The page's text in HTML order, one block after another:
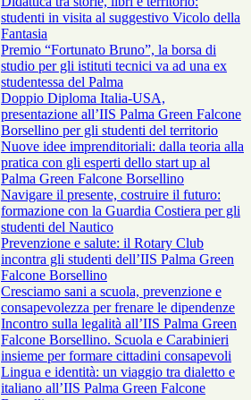
studenti in visita al suggestivo Vicolo della
Fantasia
Premio “Fortunato Bruno”, la borsa di
studio per gli istituti tecnici va ad una ex
studentessa del Palma
Doppio Diploma Italia-USA,
presentazione all’IIS Palma Green Falcone
Borsellino per gli studenti del territorio
Nuove idee imprenditoriali: dalla teoria alla
pratica con gli esperti dello start up al
Palma Green Falcone Borsellino
Navigare il presente, costruire il futuro:
formazione con la Guardia Costiera per gli
studenti del Nautico
Prevenzione e salute: il Rotary Club
incontra gli studenti dell’IIS Palma Green
Falcone Borsellino
Cresciamo sani a scuola, prevenzione e
consapevolezza per frenare le dipendenze
Incontro sulla legalità all’IIS Palma Green
Falcone Borsellino. Scuola e Carabinieri
insieme per formare cittadini consapevoli
Lingua e identità: un viaggio tra dialetto e
italiano all’IIS Palma Green Falcone